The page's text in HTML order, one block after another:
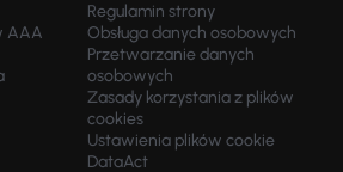
AAA
Regulamin strony
Obsługa danych osobowych
Przetwarzanie danych
osobowych
Zasady korzystania z plików
cookies
Ustawienia plików cookie
DataAct